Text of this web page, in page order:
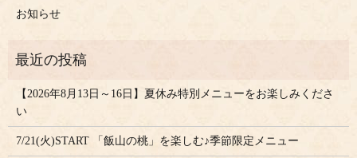
お知らせ
【2026年8月13日～16日】夏休み特別メニューをお楽しみくださ
い
7/21(火)START 「飯山の桃」を楽しむ♪季節限定メニュー